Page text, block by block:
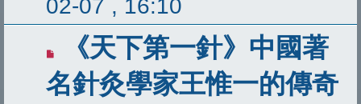
02-07 , 16:10
《天下第一針》中國著
名針灸學家王惟一的傳奇